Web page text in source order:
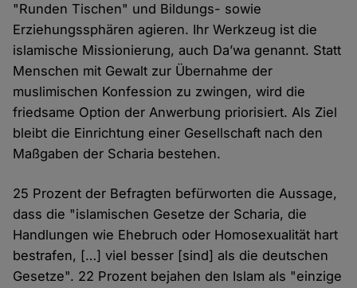
"Runden Tischen" und Bildungs- sowie
Erziehungssphären agieren. Ihr Werkzeug ist die
islamische Missionierung, auch Da’wa genannt. Statt
Menschen mit Gewalt zur Übernahme der
muslimischen Konfession zu zwingen, wird die
friedsame Option der Anwerbung priorisiert. Als Ziel
bleibt die Einrichtung einer Gesellschaft nach den
Maßgaben der Scharia bestehen.
25 Prozent der Befragten befürworten die Aussage,
dass die "islamischen Gesetze der Scharia, die
Handlungen wie Ehebruch oder Homosexualität hart
bestrafen, […] viel besser [sind] als die deutschen
Gesetze". 22 Prozent bejahen den Islam als "einzige